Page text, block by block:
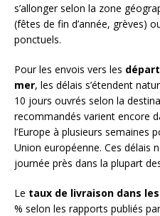
s’allonger selon la zone
(fêtes de fin d’année, grèves)
ponctuels.
Pour les envois vers les
mer, les délais s’étendent
10 jours ouvrés selon la
recommandés varient encore
l’Europe à plusieurs semaines
Union européenne. Ces délais
journée près dans la plupart
Le taux de livraison dans
% selon les rapports publiés